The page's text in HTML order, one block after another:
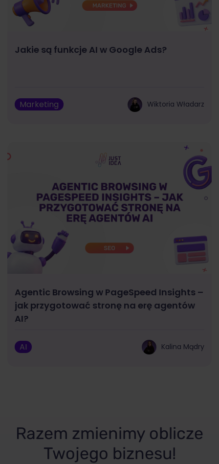
Jakie są funkcje AI w Google Ads?
Marketing Wiktoria Władarz
Agentic Browsing w PageSpeed Insights –
jak przygotować stronę na erę agentów
AI?
AI Kalina Mądry
Razem zmienimy oblicze
Twojego biznesu!